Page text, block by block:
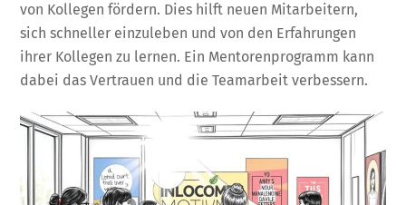
von Kollegen fördern. Dies hilft neuen Mitarbeitern,
sich schneller einzuleben und von den Erfahrungen
ihrer Kollegen zu lernen. Ein Mentorenprogramm kann
dabei das Vertrauen und die Teamarbeit verbessern.